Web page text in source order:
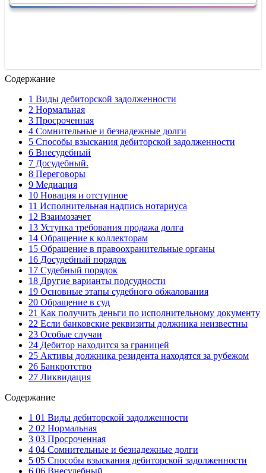
Содержание
1 Виды дебиторской задолженности
2 Нормальная
3 Просроченная
4 Сомнительные и безнадежные долги
5 Способы взыскания дебиторской задолженности
6 Внесудебный
7 Досудебный.
8 Переговоры
9 Медиация
10 Новация и отступное
11 Исполнительная надпись нотариуса
12 Взаимозачет
13 Уступка требования продажа долга
14 Обращение к коллекторам
15 Обращение в правоохранительные органы
16 Досудебный порядок
17 Судебный порядок
18 Другие варианты подсудности
19 Основные этапы судебного обжалования
20 Обращение в суд
21 Как получить деньги по исполнительному документу
22 Если банковские реквизиты должника неизвестны
23 Особые случаи
24 Дебитор находится за границей
25 Активы должника резидента находятся за рубежом
26 Банкротство
27 Ликвидация
Содержание
1 01 Виды дебиторской задолженности
2 02 Нормальная
3 03 Просроченная
4 04 Сомнительные и безнадежные долги
5 05 Способы взыскания дебиторской задолженности
6 06 Внесудебный